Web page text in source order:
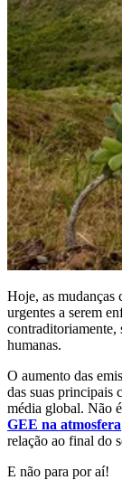
Hoje, as mudanças
urgentes a serem
contraditoriamente,
humanas.
O aumento das
das suas principais
média global. Não
GEE na atmosfera
relação ao final do
E não para por aí!